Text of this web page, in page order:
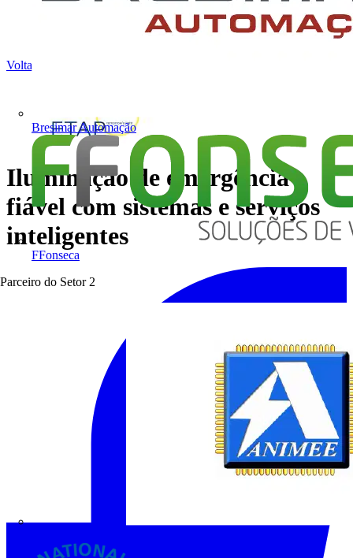
Bresimar Automação
FFonseca
Parceiro do Setor 2
Voltar para Notícias
Iluminação de emergência
fiável com sistemas e serviços
inteligentes